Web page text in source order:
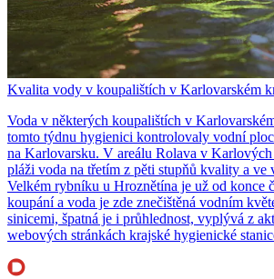
Kvalita vody v koupalištích v Karlovarském
Voda v některých koupalištích v
tomto týdnu hygienici kontrolovaly vodní
na Karlovarsku. V areálu Rolava v Karlových
pláži voda na třetím z pěti stupňů kvality a ve
Velkém rybníku u Hroznětína je už od konce
koupání a voda je zde znečištěná vodním
sinicemi, špatná je i průhlednost, vyplývá z
webových stránkách krajské hygienické